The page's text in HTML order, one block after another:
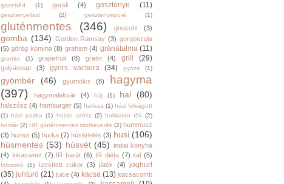
gazebéd (1) gersli (4) gesztenye (11)
gesztenyeliszt (2) gesztenyepüré (1)
gluténmentes (346) gnocchi (3)
gomba (134) Gordon Ramsay (3) gorgonzola
(5) görög konyha (8) graham (4) gránátalma (11)
granita (1) grapefruit (8) gratin (4) grill (29)
gulyásnap (3) gyors vacsora (34) gyoza (1)
gyömbér (46) gyümölcs (8)
hagyma
(397)
hagymalekvár (4) háj (1) hal (80)
halszósz (4) hamburger (5) harissa (1) házi felvágott
(1) házi patika (1) hoisin szósz (2) hokkaido tök (2)
homár (2) HR gluténmentes lisztkeverék (2) hummusz
(3) humor (5) hurka (7) húsérlelés (3) husi (106)
húsmentes (53) húsvét (45) indiai konyha
(4) inkasweet (7) IR barát (6) IR diéta (7) ital (5)
Ízbisztró (1) ízesített cukor (3) játék (4) joghurt
(35) juhtúró (21) juice (4) kacsa (13) kacsacomb